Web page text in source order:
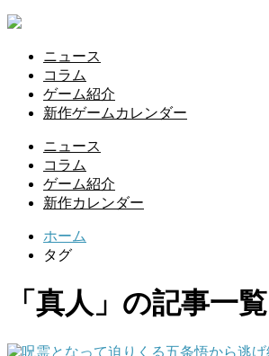
ニュース
コラム
ゲーム紹介
新作ゲームカレンダー
ニュース
コラム
ゲーム紹介
新作カレンダー
ホーム
タグ
「真人」の記事一覧